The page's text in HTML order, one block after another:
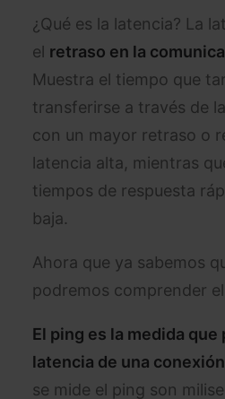
¿Qué es la latencia? La
el retraso en la
Muestra el tiempo que
transferirse a través de
con un mayor retraso o
latencia alta, mientras
tiempos de respuesta
baja.
Ahora que ya sabemos
podremos comprender
El ping es la medida
latencia de una
se mide el ping son